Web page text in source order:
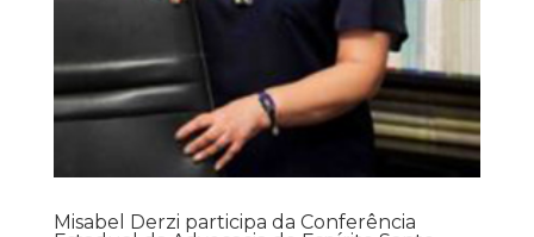
Misabel Derzi participa da Conferência